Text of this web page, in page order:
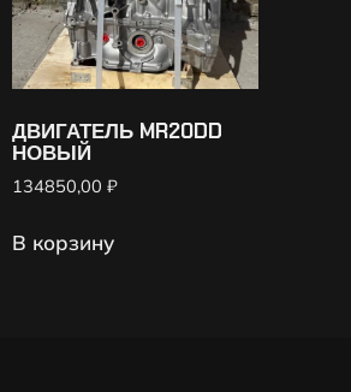
ДВИГАТЕЛЬ MR20DD
НОВЫЙ
134850,00 ₽
В корзину